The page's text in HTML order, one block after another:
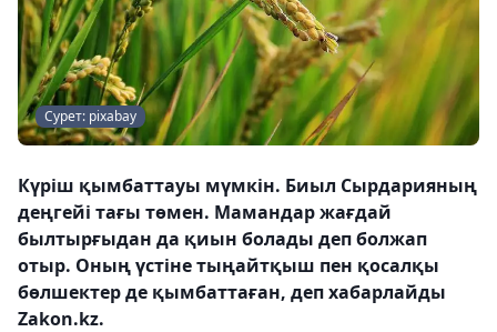
Сурет: pixabay
Күріш қымбаттауы мүмкін. Биыл Сырдарияның
деңгейі тағы төмен. Мамандар жағдай
былтырғыдан да қиын болады деп болжап
отыр. Оның үстіне тыңайтқыш пен қосалқы
бөлшектер де қымбаттаған, деп хабарлайды
Zakon.kz.